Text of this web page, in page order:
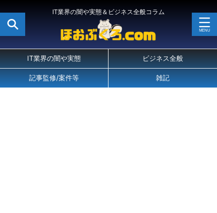
IT業界の闇や実態＆ビジネス全般コラム
IT業界の闇や実態 ビジネス全般
記事監修/案件等 雑記